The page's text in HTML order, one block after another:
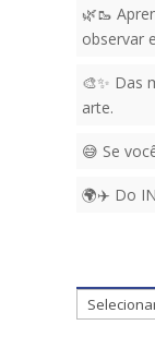
🌿🥾
observar
🎨✨ Das
arte.
😅 Se
🌍✈️ Do
Notícias
mensais